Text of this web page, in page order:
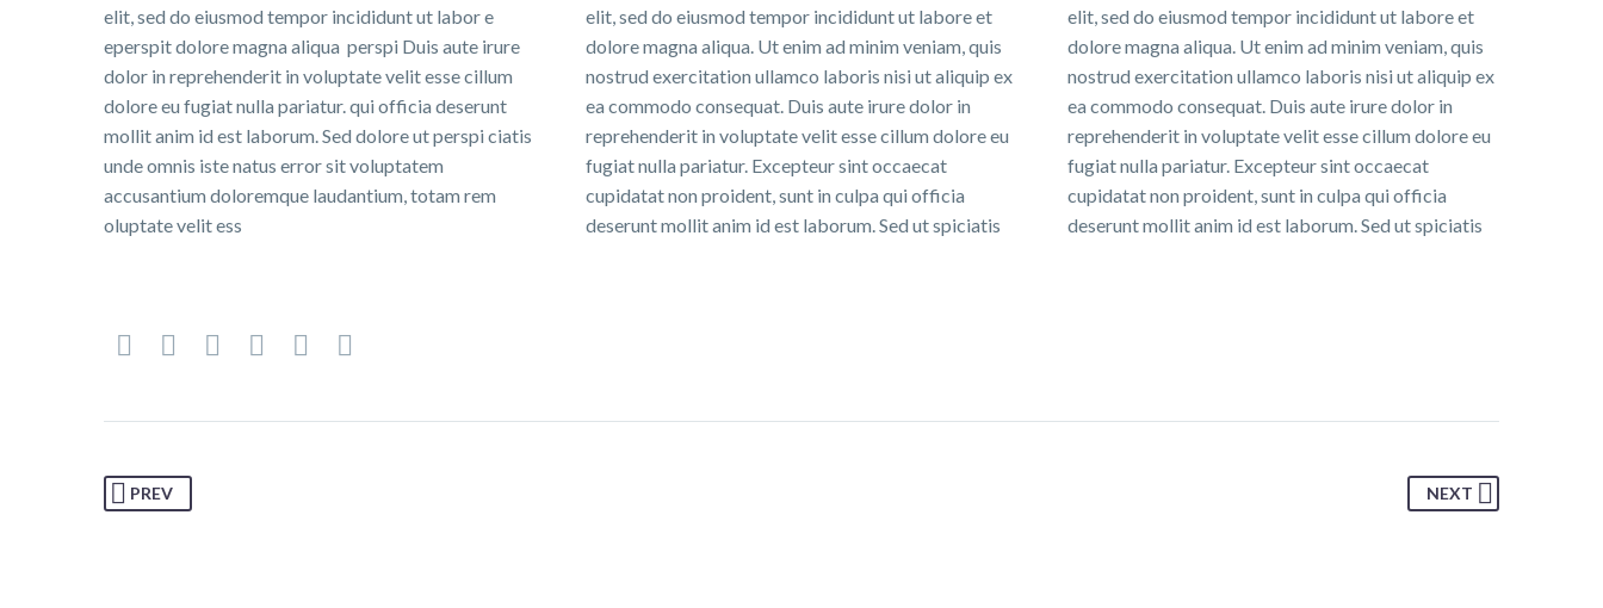
elit, sed do eiusmod tempor incididunt ut labor e
eperspit dolore magna aliqua perspi Duis aute irure
dolor in reprehenderit in voluptate velit esse cillum
dolore eu fugiat nulla pariatur. qui officia deserunt
mollit anim id est laborum. Sed dolore ut perspi ciatis
unde omnis iste natus error sit voluptatem
accusantium doloremque laudantium, totam rem
oluptate velit ess
elit, sed do eiusmod tempor incididunt ut labore et
dolore magna aliqua. Ut enim ad minim veniam, quis
nostrud exercitation ullamco laboris nisi ut aliquip ex
ea commodo consequat. Duis aute irure dolor in
reprehenderit in voluptate velit esse cillum dolore eu
fugiat nulla pariatur. Excepteur sint occaecat
cupidatat non proident, sunt in culpa qui officia
deserunt mollit anim id est laborum. Sed ut spiciatis
elit, sed do eiusmod tempor incididunt ut labore et
dolore magna aliqua. Ut enim ad minim veniam, quis
nostrud exercitation ullamco laboris nisi ut aliquip ex
ea commodo consequat. Duis aute irure dolor in
reprehenderit in voluptate velit esse cillum dolore eu
fugiat nulla pariatur. Excepteur sint occaecat
cupidatat non proident, sunt in culpa qui officia
deserunt mollit anim id est laborum. Sed ut spiciatis
PREV NEXT